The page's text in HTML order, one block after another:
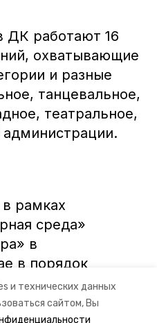
и технических данных
сайтом, Вы
ДК работают 16
охватывающие
и разные
танцевальное,
театральное,
рамках
среда»
в
в порядок
школ